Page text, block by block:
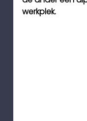
werkplek.